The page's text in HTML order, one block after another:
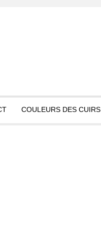
COULEURS DES CUIRS